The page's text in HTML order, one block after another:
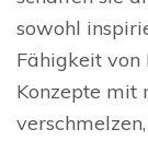
sowohl
Fähigkeit
Konzepte mit